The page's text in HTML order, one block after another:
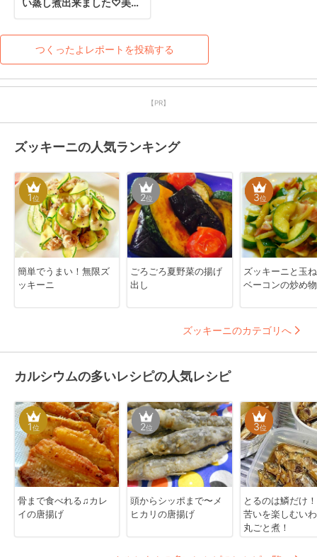
兼ね備えたレシピ感謝(*
´ω｀*)
つくったよレポートを投稿する
【PR】
ズッキーニの人気ランキング
1位
簡単でうまい！無限ズ
ッキーニ
2位
ごろごろ夏野菜の揚げ
出し
3位
ズッキーニと玉
ベーコンの炒め物
ズッキーニのカテゴリへ
カルシウムの多いレシピの人気レシピ
1位
骨まで食べれる♫カレ
イの唐揚げ
2位
頭からシッポまで〜メ
ヒカリの唐揚げ
3位
とるのは鱗だけ
苦いを楽しむい
丸ごと煮！